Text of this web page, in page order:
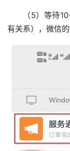
（5）等待
有关系），微信